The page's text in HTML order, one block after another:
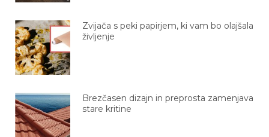
Zvijača s peki papirjem, ki vam bo olajšala
življenje
Brezčasen dizajn in preprosta zamenjava
stare kritine